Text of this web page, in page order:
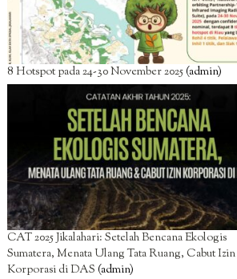
8 Hotspot pada 24-30 November 2025(admin)
CAT 2025 Jikalahari: Setelah Bencana Ekologis
Sumatera, Menata Ulang Tata Ruang, Cabut Izin
Korporasi di DAS (admin)